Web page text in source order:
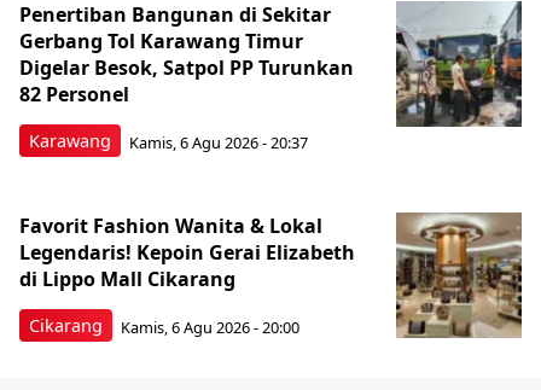
Karawang
Penertiban Bangunan di Sekitar
Gerbang Tol Karawang Timur
Digelar Besok, Satpol PP Turunkan
82 Personel
Kamis, 6 Agu 2026 - 20:37
Cikarang
Favorit Fashion Wanita & Lokal
Legendaris! Kepoin Gerai Elizabeth
di Lippo Mall Cikarang
Kamis, 6 Agu 2026 - 20:00